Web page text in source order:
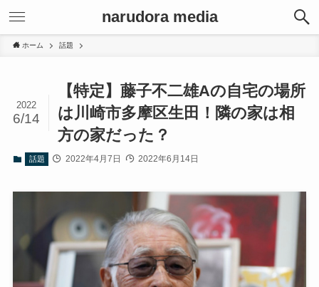
narudora media
ホーム 話題
【特定】藤子不二雄Aの自宅の場所
は川崎市多摩区生田！隣の家は相
方の家だった？
2022
6/14
話題 2022年4月7日 2022年6月14日